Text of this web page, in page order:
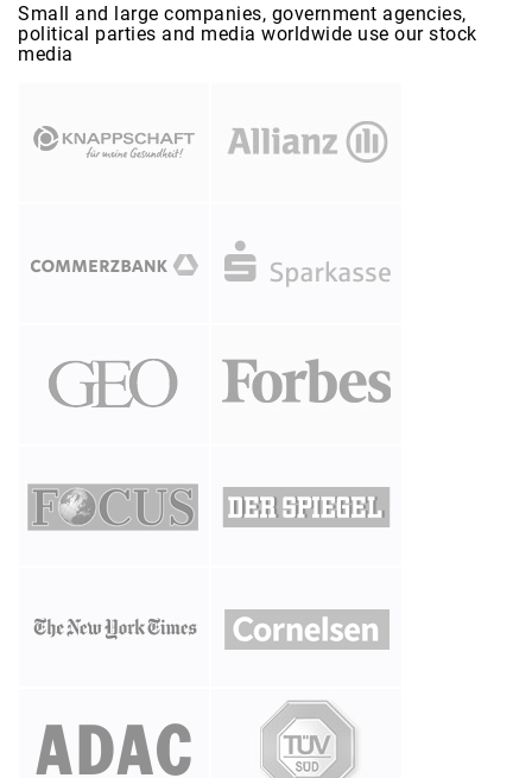
Small and large companies, government agencies,
political parties and media worldwide use our stock
media